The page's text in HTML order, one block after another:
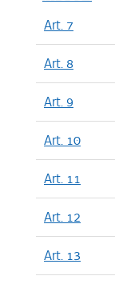
Art. 7
Art. 8
Art. 9
Art. 10
Art. 11
Art. 12
Art. 13